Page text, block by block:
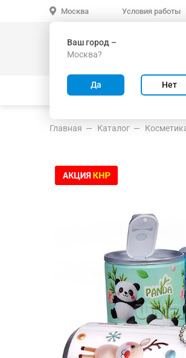
Москва
Ваш город –
Москва?
Да Нет
Условия работы
ВСЕ ТОВАРЫ ВЕЛОСИПЕДЫ
Главная Каталог